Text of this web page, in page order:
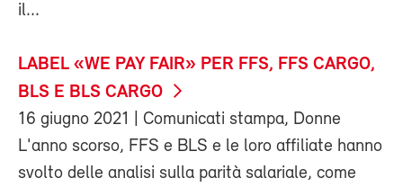
il...
LABEL «WE PAY FAIR» PER FFS, FFS CARGO,
BLS E BLS CARGO
16 giugno 2021
| Comunicati stampa, Donne
L'anno scorso, FFS e BLS e le loro affiliate hanno
svolto delle analisi sulla parità salariale, come